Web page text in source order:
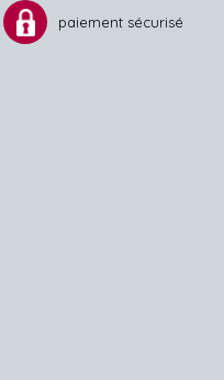
paiement sécurisé